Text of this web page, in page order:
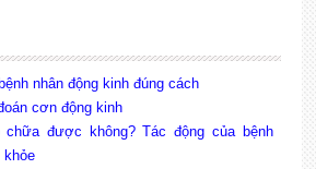
nhân động kinh đúng cách
cơn động kinh
chữa được không? Tác động của bệnh